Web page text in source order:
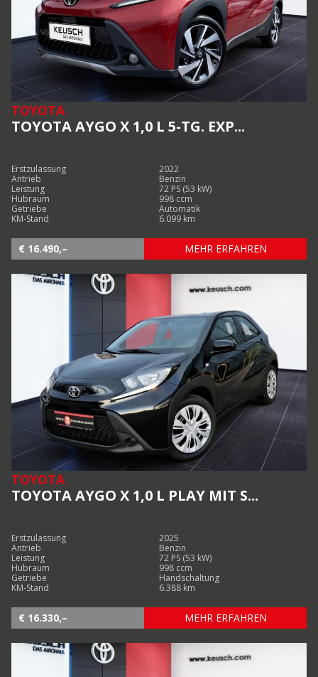
TOYOTA
TOYOTA AYGO X 1,0 L 5-TG. EXP...
Erstzulassung
2022
Antrieb
Benzin
Leistung
72 PS (53 kW)
Hubraum
998 ccm
Getriebe
Automatik
KM-Stand
6.099 km
€ 16.490,– MEHR ERFAHREN
TOYOTA
TOYOTA AYGO X 1,0 L PLAY MIT S...
Erstzulassung
2025
Antrieb
Benzin
Leistung
72 PS (53 kW)
Hubraum
998 ccm
Getriebe
Handschaltung
KM-Stand
6.388 km
€ 16.330,– MEHR ERFAHREN